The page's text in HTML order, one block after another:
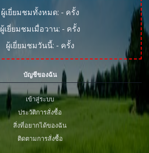
ผู้เยี่ยมชมทั้งหมด: - ครั้ง
ผู้เยี่ยมชมเมื่อวาน: - ครั้ง
ผู้เยี่ยมชมวันนี้: - ครั้ง
บัญชีของฉัน
เข้าสู่ระบบ
ประวัติการสั่งซื้อ
สิ่งที่อยากได้ของฉัน
ติดตามการสั่งซื้อ